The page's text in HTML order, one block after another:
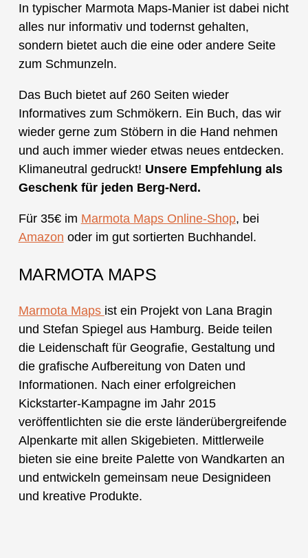
In typischer Marmota Maps-Manier ist dabei nicht
alles nur informativ und todernst gehalten,
sondern bietet auch die eine oder andere Seite
zum Schmunzeln.
Das Buch bietet auf 260 Seiten wieder
Informatives zum Schmökern. Ein Buch, das wir
wieder gerne zum Stöbern in die Hand nehmen
und auch immer wieder etwas neues entdecken.
Klimaneutral gedruckt! Unsere Empfehlung als
Geschenk für jeden Berg-Nerd.
Für 35€ im Marmota Maps Online-Shop, bei
Amazon oder im gut sortierten Buchhandel.
MARMOTA MAPS
Marmota Maps ist ein Projekt von Lana Bragin
und Stefan Spiegel aus Hamburg. Beide teilen
die Leidenschaft für Geografie, Gestaltung und
die grafische Aufbereitung von Daten und
Informationen. Nach einer erfolgreichen
Kickstarter-Kampagne im Jahr 2015
veröffentlichten sie die erste länderübergreifende
Alpenkarte mit allen Skigebieten. Mittlerweile
bieten sie eine breite Palette von Wandkarten an
und entwickeln gemeinsam neue Designideen
und kreative Produkte.